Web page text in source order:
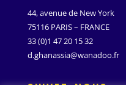
44, avenue de New York
75116 PARIS – FRANCE
33 (0)1 47 20 15 32
d.ghanassia@wanadoo.fr